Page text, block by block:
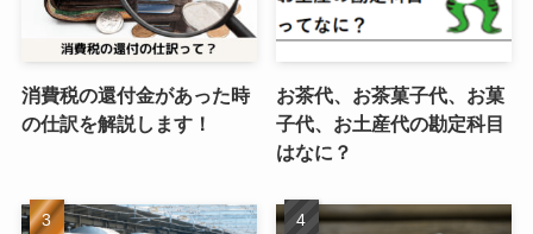
消費税の還付金があった時
の仕訳を解説します！
お茶代、お茶菓子代、お菓
子代、お土産代の勘定科目
はなに？